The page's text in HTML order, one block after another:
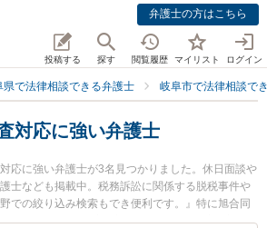
弁護士の方はこちら
投稿する 探す 閲覧履歴 マイリスト ログイン
県で法律相談できる弁護士 岐阜市で法律相談で
対応に強い弁護士
応に強い弁護士が3名見つかりました。休日面談や
士なども掲載中。税務訴訟に関係する脱税事件や
での絞り込み検索もでき便利です。』特に旭合同
伸男弁護士や林寛太郎法律事務所の林 寛太郎弁